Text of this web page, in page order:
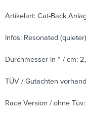
Artikelart: Cat-Back
Infos: Resonated
Durchmesser in “ / cm:
TÜV / Gutachten
Race Version / ohne